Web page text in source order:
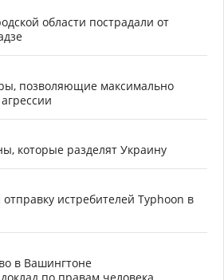
области пострадали от
позволяющие максимально
которые разделят Украину
истребителей Typhoon в
в Вашингтоне